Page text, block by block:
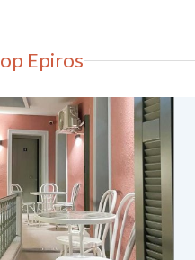
Epiros